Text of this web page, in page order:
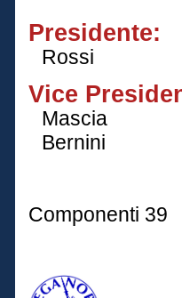
Presidente:
Rossi
Vice
Mascia
Bernini
Componenti 39